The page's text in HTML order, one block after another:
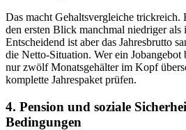
Das macht Gehaltsvergleiche
den ersten Blick manchmal niedriger als
Entscheidend ist aber das Jahresbrutto
die Netto-Situation. Wer ein Jobangebot
nur zwölf Monatsgehälter im Kopf
komplette Jahrespaket prüfen.
4. Pension und soziale
Bedingungen